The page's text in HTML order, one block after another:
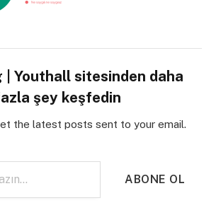
| Youthall sitesinden daha
şey keşfedin
the latest posts sent to your email.
ABONE OL